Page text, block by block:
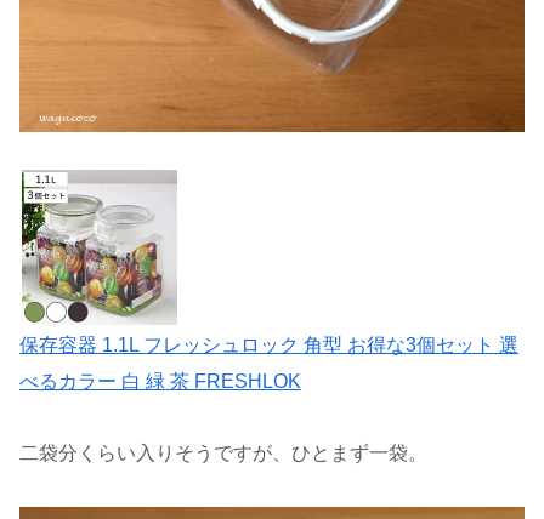
保存容器 1.1L フレッシュロック 角型 お得な3個セット 選
べるカラー 白 緑 茶 FRESHLOK
二袋分くらい入りそうですが、ひとまず一袋。